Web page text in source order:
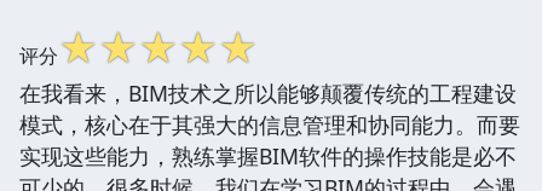
评分☆☆☆☆☆
在我看来，BIM技术之所以能够颠覆传统的工程建设
模式，核心在于其强大的信息管理和协同能力。而要
实现这些能力，熟练掌握BIM软件的操作技能是必不